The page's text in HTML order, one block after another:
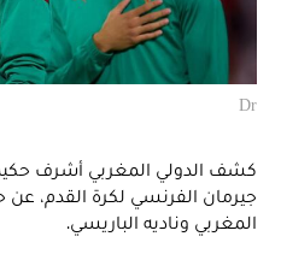
Dr
كشف الدولي المغربي أشرف
جيرمان الفرنسي لكرة القدم،
المغربي وناديه الباريسي.